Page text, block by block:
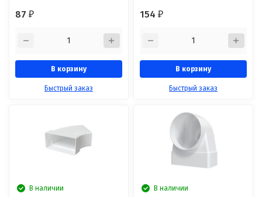
87₽
В корзину
Быстрый заказ
154₽
В корзину
Быстрый заказ
В наличии В наличии